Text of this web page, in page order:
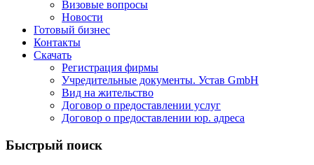
Визовые вопросы
Новости
Готовый бизнес
Контакты
Скачать
Регистрация фирмы
Учредительные документы. Устав GmbH
Вид на жительство
Договор о предоставлении услуг
Договор о предоставлении юр. адреса
Быстрый поиск